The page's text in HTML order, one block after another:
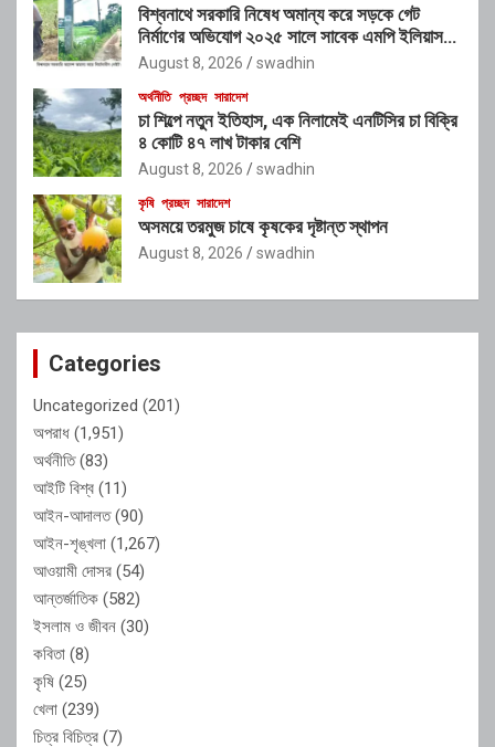
বিশ্বনাথে সরকারি নিষেধ অমান্য করে সড়কে গেট
নির্মাণের অভিযোগ ২০২৫ সালে সাবেক এমপি ইলিয়াস
আলীর নামে নামফলক স্থাপনের অভিযোগ
August 8, 2026 swadhin
অর্থনীতি প্রচ্ছদ সারাদেশ
চা শিল্পে নতুন ইতিহাস, এক নিলামেই এনটিসির চা বিক্রি
৪ কোটি ৪৭ লাখ টাকার বেশি
August 8, 2026 swadhin
কৃষি প্রচ্ছদ সারাদেশ
অসময়ে তরমুজ চাষে কৃষকের দৃষ্টান্ত স্থাপন
August 8, 2026 swadhin
Categories
Uncategorized (201)
অপরাধ (1,951)
অর্থনীতি(83)
আইটি বিশ্ব (11)
আইন-আদালত(90)
আইন-শৃঙ্খলা (1,267)
আওয়ামী দোসর (54)
আন্তর্জাতিক (582)
ইসলাম ও জীবন (30)
কবিতা (8)
কৃষি (25)
খেলা (239)
চিত্র বিচিত্র (7)